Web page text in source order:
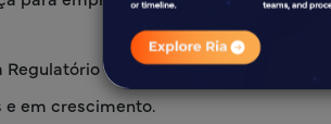
das ciências da vida.
e em crescimento.